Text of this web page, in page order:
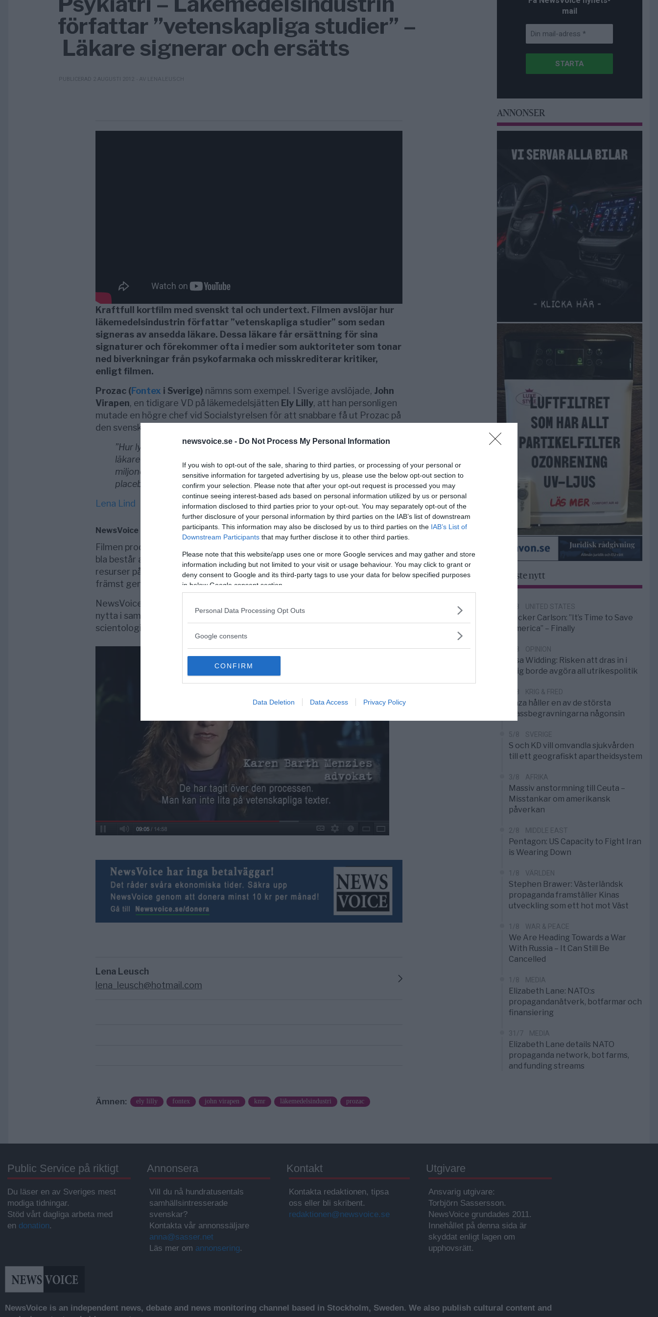
newsvoice.se - Do Not Process My Personal Information
If you wish to opt-out of the sale, sharing to third parties, or processing of your personal or
sensitive information for targeted advertising by us, please use the below opt-out section to
confirm your selection. Please note that after your opt-out request is processed you may
continue seeing interest-based ads based on personal information utilized by us or personal
information disclosed to third parties prior to your opt-out. You may separately opt-out of the
further disclosure of your personal information by third parties on the IAB’s list of downstream
participants. This information may also be disclosed by us to third parties on the IAB’s List of
Downstream Participants that may further disclose it to other third parties.
Please note that this website/app uses one or more Google services and may gather and store
information including but not limited to your visit or usage behaviour. You may click to grant or
deny consent to Google and its third-party tags to use your data for below specified purposes
in below Google consent section.
Personal Data Processing Opt Outs
Google consents
CONFIRM
Data Deletion Data Access Privacy Policy
författar ”vetenskapliga studier” –
Läkare signerar och ersätts
PUBLICERAD 2 AUGUSTI 2012 - AV LENA LEUSCH
Kraftfull kortfilm med svenskt tal och undertext. Filmen avslöjar hur
läkemedelsindustrin författar ”vetenskapliga studier” som sedan
signeras av ansedda läkare. Dessa läkare får ersättning för sina
signaturer och förekommer ofta i medier som auktoriteter som tonar
ned biverkningar från psykofarmaka och misskrediterar kritiker,
enligt filmen.
Prozac (Fontex i Sverige) nämns som exempel. I Sverige avslöjade, John
Virapen, en tidigare VD på läkemedelsjätten Ely Lilly, att han personligen
mutade en högre chef vid Socialstyrelsen för att snabbare få ut Prozac på
den svenska marknaden. Prozac kan ge allvarliga biverkningar.
”Hur lyckades psykiatriker och läkemedelsföretag övertyga miljontals
läkare att skriva ut deras kraftiga psykofarmaka till över hundra
miljoner människor om året? Psykofarmaka som inte är bättre än
placebo, dock med dödliga biverkningar.”
Lena Lind
NewsVoice kommentar
Filmen producerades av Kommittén för Mänskliga Rättigheter (
bla består av personer från Scientologikyrkan. KMR har lagt ner enorma
resurser på att kritisera psykiatrin och läkemedelsindustrin. Det sker
främst genom produktion av dokumentärfilmer och reportage.
NewsVoice har uppmärksammat denna investering och anser att den gör
nytta i samhället, men det betyder inte att NewsVoice tror på eller stödjer
scientologi.
Lena Leusch
lena_leusch@hotmail.com
Ämnen: ely lilly fontex john virapen kmr läkemedelsindustri prozac
mail
ANNONSER
Senaste nytt
6/8 UNITED STATES
Tucker Carlson: ”It’s Time to Save
America” – Finally
5/8 OPINION
Elsa Widding: Risken att dras in i
krig borde avgöra all utrikespolitik
5/8 KRIG & FRED
Gaza håller en av de största
massbegravningarna någonsin
5/8 SVERIGE
S och KD vill omvandla sjukvården
till ett geografiskt apartheidsystem
3/8 AFRIKA
Massiv anstormning till Ceuta –
Misstankar om amerikansk
påverkan
2/8 MIDDLE EAST
Pentagon: US Capacity to Fight Iran
is Wearing Down
1/8 VÄRLDEN
Stephen Brawer: Västerländsk
propaganda framställer Kinas
utveckling som ett hot mot Väst
1/8 WAR & PEACE
We Are Heading Towards a War
With Russia – It Can Still Be
Cancelled
1/8 MEDIA
Elizabeth Lane: NATO:s
propagandanätverk, botfarmar och
finansiering
31/7 MEDIA
Elizabeth Lane details NATO
propaganda network, bot farms,
and funding streams
Public Service på riktigt
Du läser en av Sveriges mest
modiga tidningar.
Stöd vårt dagliga arbeta med
en donation.
Annonsera
Vill du nå hundratusentals
samhällsintresserade
svenskar?
Kontakta vår annonssäljare
anna@sasser.net
Läs mer om annonsering.
Kontakt
Kontakta redaktionen, tipsa
oss eller bli skribent.
redaktionen@newsvoice.se
Utgivare
Ansvarig utgivare:
Torbjörn Sassersson.
NewsVoice grundades 2011.
Innehållet på denna sida är
skyddat enligt lagen om
upphovsrätt.
NewsVoice is an independent news, debate and news monitoring channel based in Stockholm, Sweden. We also publish cultural content and